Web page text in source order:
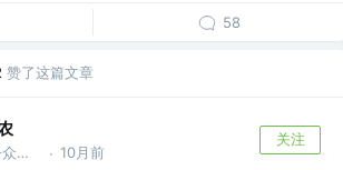
58
赞了这篇文章
我的同名公众号 @「野生的码农」，分享代码世界的趣事 · 10月前
关注